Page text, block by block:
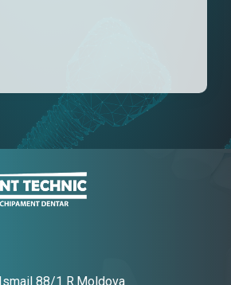
88/1 R.Moldova